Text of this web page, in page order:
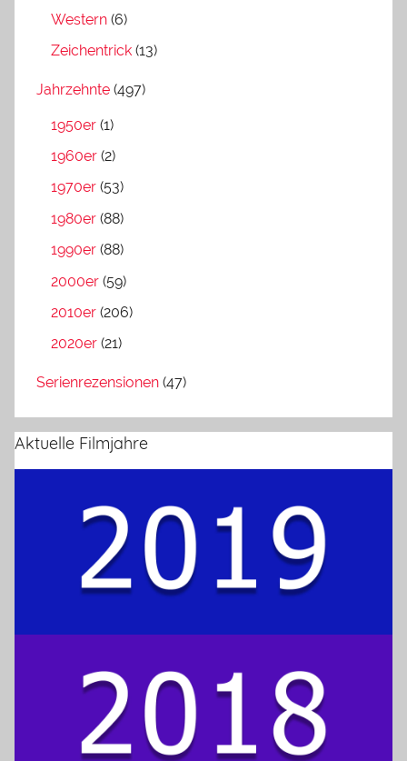
Western (6)
Zeichentrick (13)
Jahrzehnte (497)
1950er (1)
1960er (2)
1970er (53)
1980er (88)
1990er (88)
2000er (59)
2010er (206)
2020er (21)
Serienrezensionen (47)
Aktuelle Filmjahre